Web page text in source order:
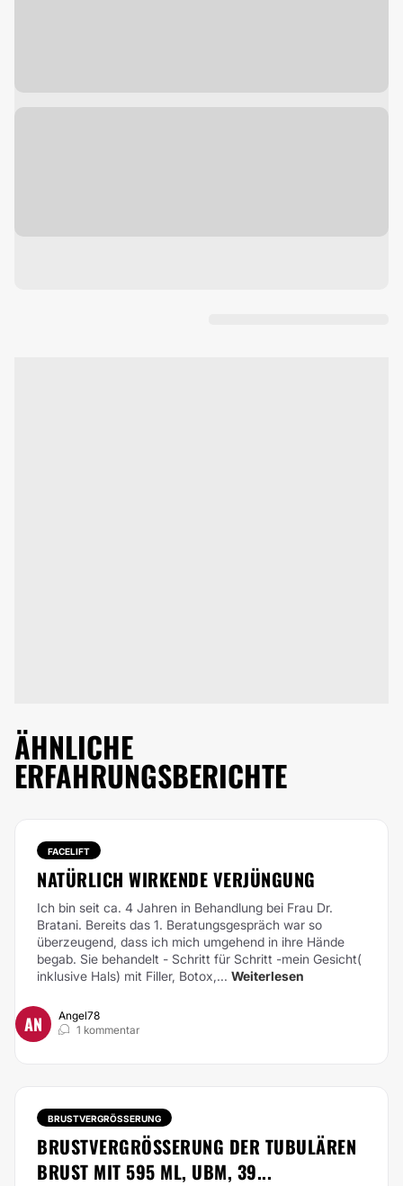
ÄHNLICHE
ERFAHRUNGSBERICHTE
FACELIFT
NATÜRLICH WIRKENDE VERJÜNGUNG
Ich bin seit ca. 4 Jahren in Behandlung bei Frau Dr.
Bratani. Bereits das 1. Beratungsgespräch war so
überzeugend, dass ich mich umgehend in ihre Hände
begab. Sie behandelt - Schritt für Schritt -mein Gesicht(
inklusive Hals) mit Filler, Botox,... Weiterlesen
AN
Angel78
1 kommentar
BRUSTVERGRÖSSERUNG
BRUSTVERGRÖSSERUNG DER TUBULÄREN B
RUST MIT 595 ML, UBM, 39...